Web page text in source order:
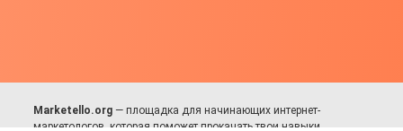
Marketello.org — площадка для начинающих интернет-
маркетологов, которая поможет прокачать твои навыки.